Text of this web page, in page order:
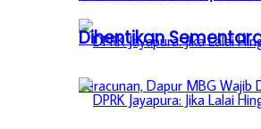
Dihentikan